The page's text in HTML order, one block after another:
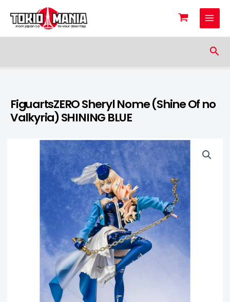
Skip to content
FiguartsZERO Sheryl Nome (Shine Of no
Valkyria) SHINING BLUE